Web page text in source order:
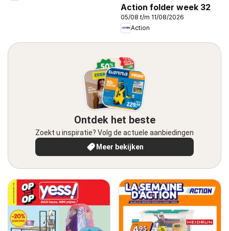
Action folder week 32
05/08 t/m 11/08/2026
Action
Ontdek het beste
Zoekt u inspiratie? Volg de actuele aanbiedingen
Meer bekijken